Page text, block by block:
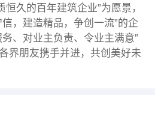
恒久的百年建筑企业”为愿景，
，建造精品，争创一流”的企
、对业主负责、令业主满意”
界朋友携手并进，共创美好未